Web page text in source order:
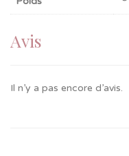
Avis
Il n’y a pas encore d’avis.